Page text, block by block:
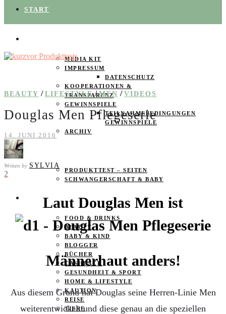
START
MEDIA KIT
IMPRESSUM
DATENSCHUTZ
KOOPERATIONEN &
TRANSPARENZ
GEWINNSPIELE
TEILNAHMEBEDINGUNGEN
GEWINNSPIELE
ARCHIV
PRODUKTTEST – SEITEN
SCHWANGERSCHAFT & BABY
PRODUKTTESTER GESUCHT
FOOD & DRINKS
BEAUTY
BABY & KIND
BLOGGER
BÜCHER
CASHBACK
GESUNDHEIT & SPORT
HOME & LIFESTYLE
KAUTION
REISE
TIERE
BEAUTY / LIFESTYLE / MEN / VIDEOS
Douglas Men Pflegeserie
14. JUNI 2016
Written by SYLVIA
2
Laut Douglas Men ist
Männerhaut anders!
Aus diesem Grund hat Douglas seine Herren-Linie Men
weiterentwickelt und diese genau an die speziellen